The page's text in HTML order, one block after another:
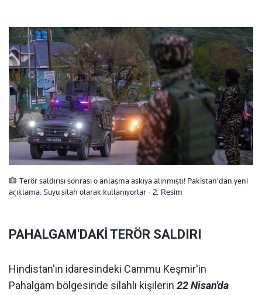
Terör saldırısı sonrası o anlaşma askıya alınmıştı! Pakistan'dan yeni
açıklama: Suyu silah olarak kullanıyorlar - 2. Resim
⁠PAHALGAM'DAKİ TERÖR SALDIRI
Hindistan'ın idaresindeki Cammu Keşmir'in
Pahalgam bölgesinde silahlı kişilerin 22 Nisan'da